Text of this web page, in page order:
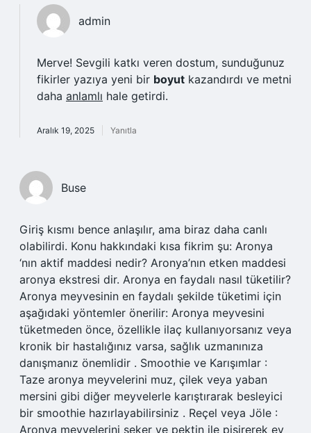
admin
Merve! Sevgili katkı veren dostum, sunduğunuz
fikirler yazıya yeni bir boyut kazandırdı ve metni
daha anlamlı hale getirdi.
Aralık 19, 2025 Yanıtla
Buse
Giriş kısmı bence anlaşılır, ama biraz daha canlı
olabilirdi. Konu hakkındaki kısa fikrim şu: Aronya
‘nın aktif maddesi nedir? Aronya’nın etken maddesi
aronya ekstresi dir. Aronya en faydalı nasıl tüketilir?
Aronya meyvesinin en faydalı şekilde tüketimi için
aşağıdaki yöntemler önerilir: Aronya meyvesini
tüketmeden önce, özellikle ilaç kullanıyorsanız veya
kronik bir hastalığınız varsa, sağlık uzmanınıza
danışmanız önemlidir . Smoothie ve Karışımlar :
Taze aronya meyvelerini muz, çilek veya yaban
mersini gibi diğer meyvelerle karıştırarak besleyici
bir smoothie hazırlayabilirsiniz . Reçel veya Jöle :
Aronya meyvelerini şeker ve pektin ile pişirerek ev